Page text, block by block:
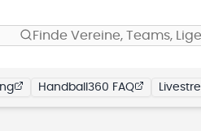
Finde Vereine, Teams,
Handball360 FAQ